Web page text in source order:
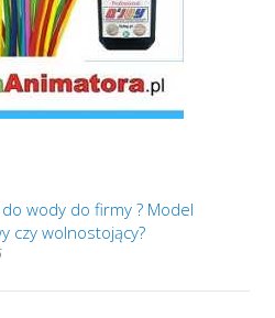
wody do firmy ? Model
czy wolnostojący?